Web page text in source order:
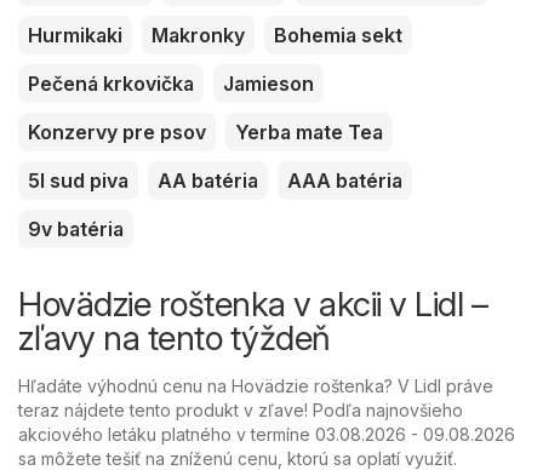
Hurmikaki
Makronky
Bohemia sekt
Pečená krkovička
Jamieson
Konzervy pre psov
Yerba mate Tea
5l sud piva
AA batéria
AAA batéria
9v batéria
Hovädzie roštenka v akcii v Lidl –
zľavy na tento týždeň
Hľadáte výhodnú cenu na Hovädzie roštenka? V Lidl práve
teraz nájdete tento produkt v zľave! Podľa najnovšieho
akciového letáku platného v termíne 03.08.2026 - 09.08.2026
sa môžete tešiť na zníženú cenu, ktorú sa oplatí využiť.